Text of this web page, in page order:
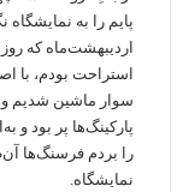
پایم را به نمایشگاه
اردیبهشت‌ماه که
استراحت بودم، با
سوار ماشین شدیم و
پارکینگ‌ها پر بود و
را بردم فرسنگ‌ها
نمایشگاه.